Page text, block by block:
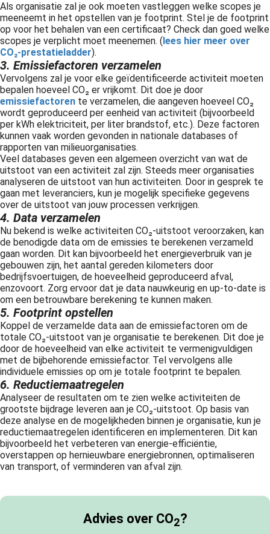
Als organisatie zal je ook moeten vastleggen welke scopes je
meeneemt in het opstellen van je footprint. Stel je de footprint
op voor het behalen van een certificaat? Check dan goed welke
scopes je verplicht moet meenemen. (lees hier meer over
CO₂-prestatieladder).
3. Emissiefactoren verzamelen
Vervolgens zal je voor elke geïdentificeerde activiteit moeten
bepalen hoeveel CO₂ er vrijkomt. Dit doe je door
emissiefactoren te verzamelen, die aangeven hoeveel CO₂
wordt geproduceerd per eenheid van activiteit (bijvoorbeeld
per kWh elektriciteit, per liter brandstof, etc.). Deze factoren
kunnen vaak worden gevonden in nationale databases of
rapporten van milieuorganisaties.
Veel databases geven een algemeen overzicht van wat de
uitstoot van een activiteit zal zijn. Steeds meer organisaties
analyseren de uitstoot van hun activiteiten. Door in gesprek te
gaan met leveranciers, kun je mogelijk specifieke gegevens
over de uitstoot van jouw processen verkrijgen.
4. Data verzamelen
Nu bekend is welke activiteiten CO₂-uitstoot veroorzaken, kan
de benodigde data om de emissies te berekenen verzameld
gaan worden. Dit kan bijvoorbeeld het energieverbruik van je
gebouwen zijn, het aantal gereden kilometers door
bedrijfsvoertuigen, de hoeveelheid geproduceerd afval,
enzovoort. Zorg ervoor dat je data nauwkeurig en up-to-date is
om een betrouwbare berekening te kunnen maken.
5. Footprint opstellen
Koppel de verzamelde data aan de emissiefactoren om de
totale CO₂-uitstoot van je organisatie te berekenen. Dit doe je
door de hoeveelheid van elke activiteit te vermenigvuldigen
met de bijbehorende emissiefactor. Tel vervolgens alle
individuele emissies op om je totale footprint te bepalen.
6. Reductiemaatregelen
Analyseer de resultaten om te zien welke activiteiten de
grootste bijdrage leveren aan je CO₂-uitstoot. Op basis van
deze analyse en de mogelijkheden binnen je organisatie, kun je
reductiemaatregelen identificeren en implementeren. Dit kan
bijvoorbeeld het verbeteren van energie-efficiëntie,
overstappen op hernieuwbare energiebronnen, optimaliseren
van transport, of verminderen van afval zijn.
Advies over CO2?